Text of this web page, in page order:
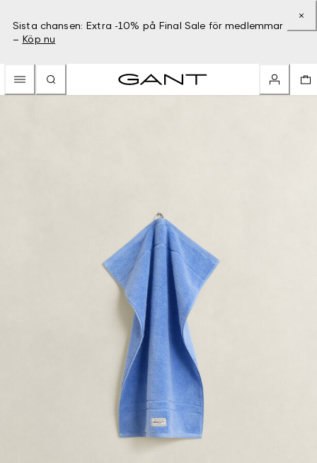
Sista chansen: Extra -10% på Final Sale för medlemmar
– Köp nu